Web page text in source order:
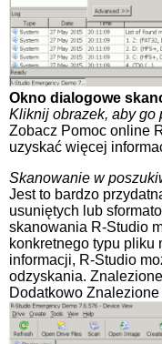
Okno dialogowe
Kliknij obrazek, aby go
Zobacz Pomoc online
uzyskać więcej
Skanowanie w
Jest to bardzo
usuniętych lub
skanowania R-Studio
konkretnego typu pliku
informacji, R-Studio
odzyskania.
Dodatkowo